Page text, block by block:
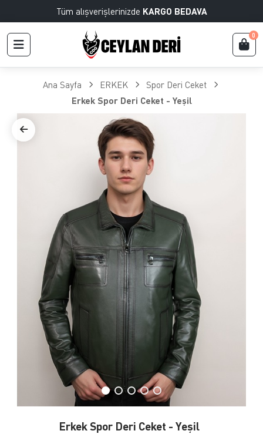
Tüm alışverişlerinizde KARGO BEDAVA
0
Ana Sayfa ERKEK
Spor Deri Ceket
Erkek Spor Deri Ceket - Yeşil
Erkek Spor Deri Ceket - Yeşil